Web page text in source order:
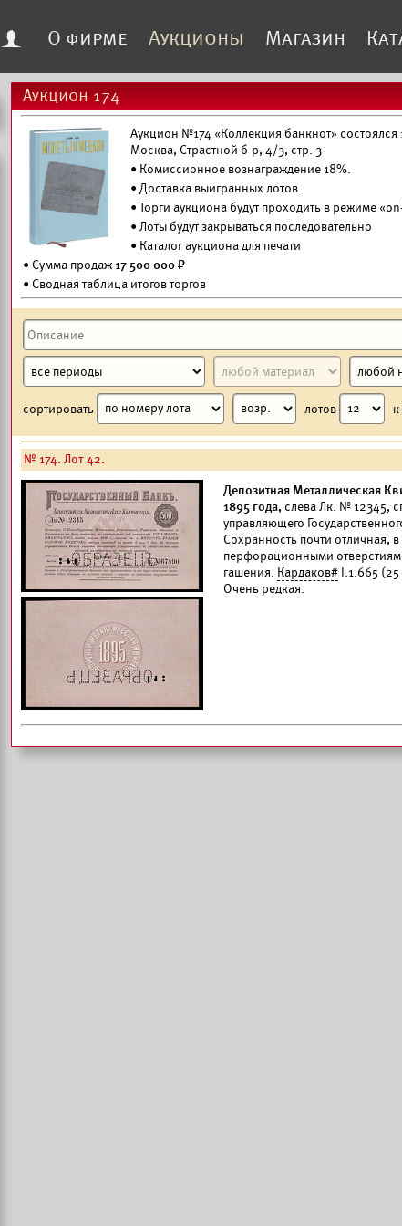
f О фирме Аукционы Магазин
Аукцион 174
Аукцион №174 «Коллекция банкнот» состоялся
Москва, Страстной б-р, 4/3, стр. 3
• Комиссионное вознаграждение 18%.
• Доставка выигранных лотов.
• Торги аукциона будут проходить в режиме
• Лоты будут закрываться последовательно
• Каталог аукциона для печати
• Сумма продаж17 500 000 ₽
• Сводная таблица итогов торгов
сортировать лотов к
№ 174. Лот 42.
Депозитная Металлическая
1895 года, слева Лк. № 12345,
управляющего
Сохранность почти отличная,
перфорационными
гашения. Кардаков# I.1.665
Очень редкая.